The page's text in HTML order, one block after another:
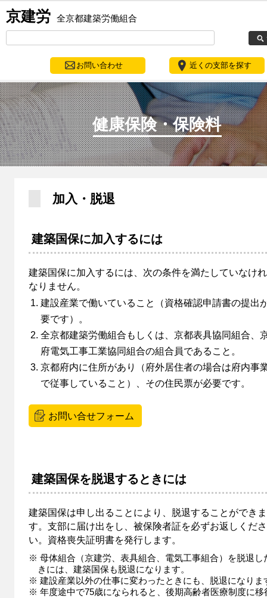
京建労 全京都建築労働組合
お問い合わせ 近くの支部を探す
健康保険・保険料
加入・脱退
建築国保に加入するには
建築国保に加入するには、次の条件を満たしていなけ
なりません。
建設産業で働いていること（資格確認申請書の提出
要です）。
全京都建築労働組合もしくは、京都表具協同組合、
府電気工事工業協同組合の組合員であること。
京都府内に住所があり（府外居住者の場合は府内事
で従事していること）、その住民票が必要です。
お問い合せフォーム
建築国保を脱退するときには
建築国保は申し出ることにより、脱退することができま
す。支部に届け出をし、被保険者証を必ずお返しくださ
い。資格喪失証明書を発行します。
※ 母体組合（京建労、表具組合、電気工事組合）を脱退し
きには、建築国保も脱退になります。
※ 建設産業以外の仕事に変わったときにも、脱退になりま
※ 年度途中で75歳になられると、後期高齢者医療制度に移